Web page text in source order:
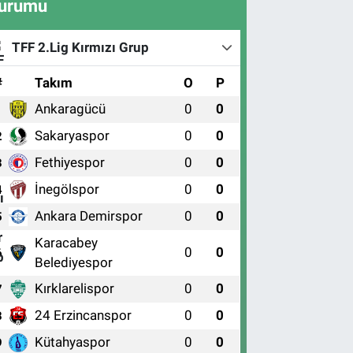
TFF 2.Lig Kırmızı Grup
Takım O P
Ankaragücü 0 0
Sakaryaspor 0 0
Fethiyespor 0 0
İnegölspor 0 0
Ankara Demirspor 0 0
Karacabey
Belediyespor
0 0
Kırklarelispor 0 0
24 Erzincanspor 0 0
Kütahyaspor 0 0